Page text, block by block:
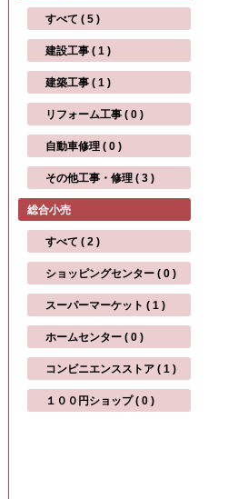
すべて ( 5 )
建設工事 ( 1 )
建築工事 ( 1 )
リフォーム工事 ( 0 )
自動車修理 ( 0 )
その他工事・修理 ( 3 )
総合小売
すべて ( 2 )
ショッピングセンター ( 0 )
スーパーマーケット ( 1 )
ホームセンター ( 0 )
コンビニエンスストア ( 1 )
１００円ショップ ( 0 )